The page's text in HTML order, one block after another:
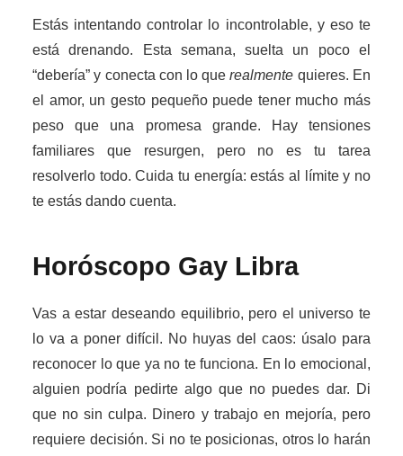
Estás intentando controlar lo incontrolable, y eso te
está drenando. Esta semana, suelta un poco el
“debería” y conecta con lo querealmente quieres. En
el amor, un gesto pequeño puede tener mucho más
peso que una promesa grande. Hay tensiones
familiares que resurgen, pero no es tu tarea
resolverlo todo. Cuida tu energía: estás al límite y no
te estás dando cuenta.
Horóscopo Gay Libra
Vas a estar deseando equilibrio, pero el universo te
lo va a poner difícil. No huyas del caos: úsalo para
reconocer lo que ya no te funciona. En lo emocional,
alguien podría pedirte algo que no puedes dar. Di
que no sin culpa. Dinero y trabajo en mejoría, pero
requiere decisión. Si no te posicionas, otros lo harán